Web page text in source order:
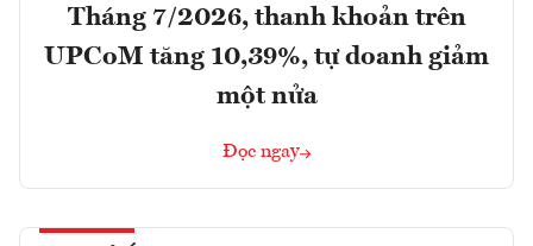
Tháng 7/2026, thanh khoản trên
UPCoM tăng 10,39%, tự doanh giảm
một nửa
Đọc ngay